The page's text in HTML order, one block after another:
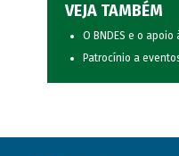
VEJA TAMBÉM
O BNDES e o apoio
Patrocínio a